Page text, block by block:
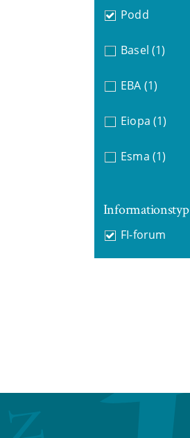
Podd
Basel (1)
EBA (1)
Eiopa (1)
Esma (1)
Informationstyp
FI-forum